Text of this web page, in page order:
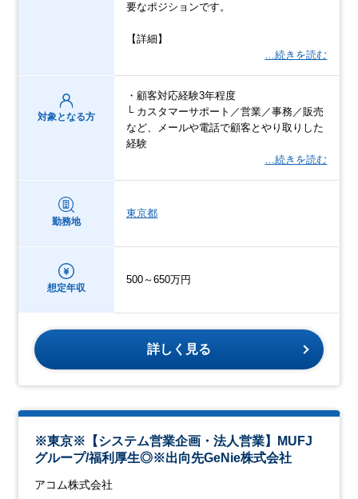
要なポジションです。
【詳細】
…続きを読む
対象となる方
・顧客対応経験3年程度
└ カスタマーサポート／営業／事務／販売
など、メールや電話で顧客とやり取りした
経験
…続きを読む
勤務地
東京都
想定年収
500～650万円
詳しく見る
※東京※【システム営業企画・法人営業】MUFJ
グループ/福利厚生◎※出向先GeNie株式会社
アコム株式会社